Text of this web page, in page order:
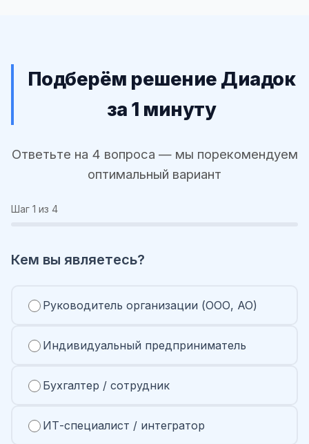
Подберём решение Диадок
за 1 минуту
Ответьте на 4 вопроса — мы порекомендуем
оптимальный вариант
Шаг 1 из 4
Кем вы являетесь?
Руководитель организации (ООО, АО)
Индивидуальный предприниматель
Бухгалтер / сотрудник
ИТ-специалист / интегратор